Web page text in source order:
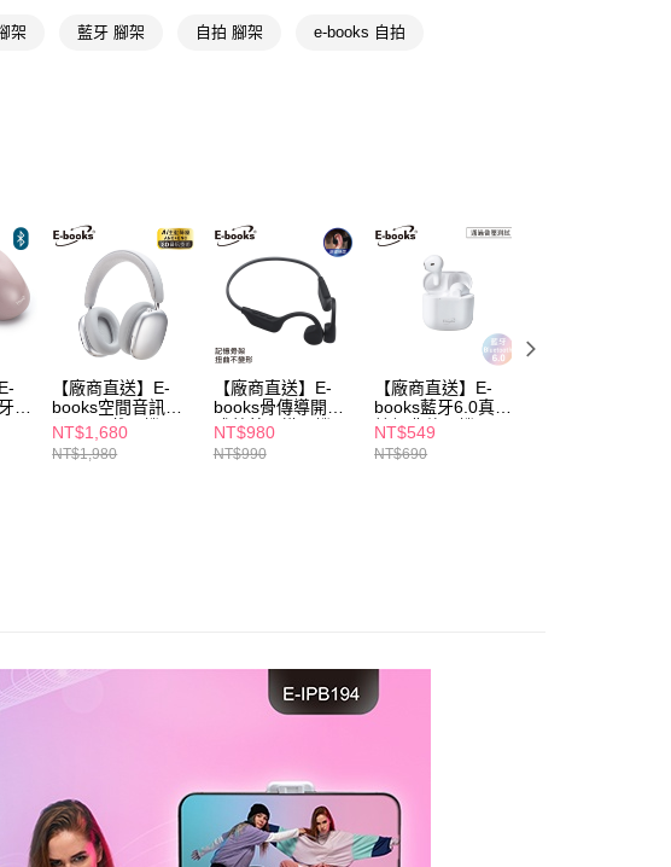
【「AFTEE先享後付」結帳流程】
※ 交易是否成功請以「AFTEE先享後付 」之結帳頁面顯示為準，若有關於
是否繳費成功／繳費後需取消欲退款等相關疑問，請聯繫「AFTEE先享後
付客戶支援中心」
https://netprotections.freshdesk.com/support/home
【注意事項】
１．透過由恩沛科技股份有限公司提供之「AFTEE先享後付」服務完成之
交易，需依本服務之必要範圍內提供個人資料，並將交易相關給付款項請
求債權轉讓予恩沛科技股份有限公司。
２．關於個人資料處理事宜，請瀏覽以下網址：
https://aftee.tw/terms/#terms3
３．未成年的使用者請事先徵得法定代理人或監護人之同意方可使用
架 藍牙 腳架 自拍 腳架 e-books 自拍
超
【廠商直送】E-
books空間音訊藍
牙6.0頭戴耳機-
SS69
NT$1,680
NT$1,980
【廠商直送】E-
books骨傳導開放
式藍芽耳掛耳機-
SS67
NT$980
NT$990
【廠商直送】E-
books藍牙6.0真無
線經典款耳機-
SS73
NT$549
NT$690